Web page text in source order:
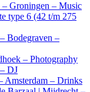
– Groningen – Music
type 6 (42 t/m 275
Bodegraven –
– Photography
DJ
Amsterdam – Drinks